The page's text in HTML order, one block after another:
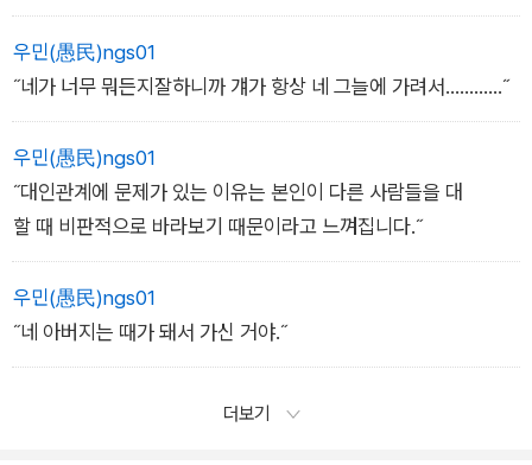
그에게는 그것으로 충분할 것이다. ……아마도. <금>
우민(愚民)ngs01
˝네가 너무 뭐든지잘하니까 걔가 항상 네 그늘에 가려서…………˝
우민(愚民)ngs01
˝대인관계에 문제가 있는 이유는 본인이 다른 사람들을 대
할 때 비판적으로 바라보기 때문이라고 느껴집니다.˝
우민(愚民)ngs01
˝네 아버지는 때가 돼서 가신 거야.˝
더보기